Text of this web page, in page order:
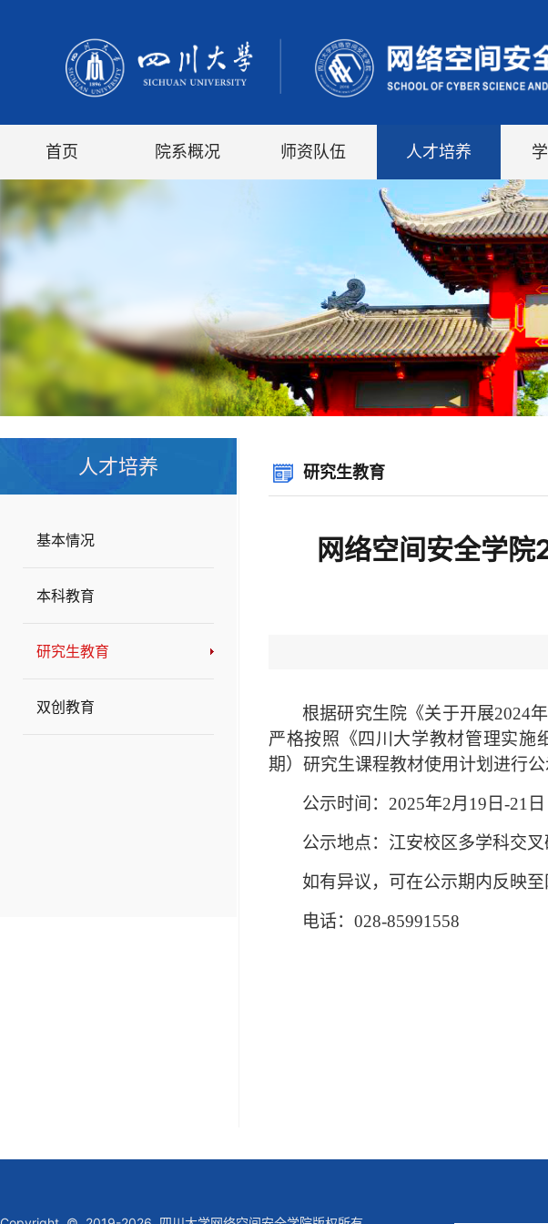
首页 院系概况 师资队伍 人才培养
人才培养
基本情况
本科教育
研究生教育
双创教育
研究生教育
网络空间安全学
根据研究生院《关于开展2024
严格按照《四川大学教材管理实施
期）研究生课程教材使用计划进行公
公示时间： 2025年2月 19 日-21 日
公示地点：江安校区多学科交
如有异议，可在公示期内反映
电话： 028-85991558